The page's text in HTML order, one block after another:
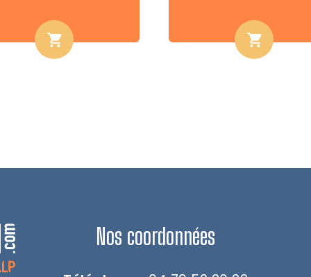
Nos coordonnées